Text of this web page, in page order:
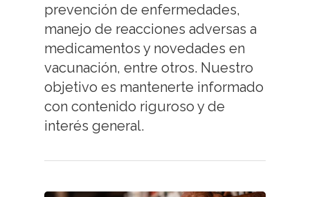
prevención de enfermedades,
manejo de reacciones adversas a
medicamentos y novedades en
vacunación, entre otros. Nuestro
objetivo es mantenerte informado
con contenido riguroso y de
interés general.